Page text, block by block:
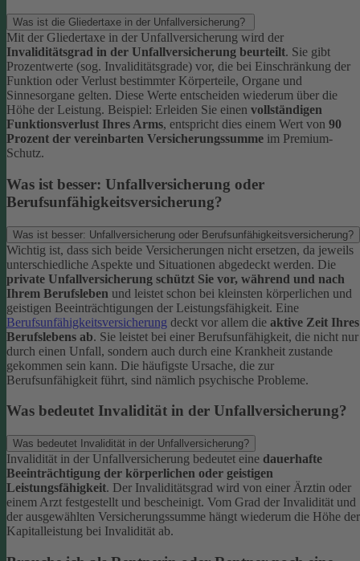
Was ist die Gliedertaxe in der Unfallversicherung?
Mit der Gliedertaxe in der Unfallversicherung wird der
Invaliditätsgrad in der Unfallversicherung beurteilt. Sie gibt
Prozentwerte (sog. Invaliditätsgrade) vor, die bei Einschränkung der
Funktion oder Verlust bestimmter Körperteile, Organe und
Sinnesorgane gelten. Diese Werte entscheiden wiederum über die
Höhe der Leistung. Beispiel: Erleiden Sie einen vollständigen
Funktionsverlust Ihres Arms, entspricht dies einem Wert von 90
Prozent der vereinbarten Versicherungssumme im Premium-
Schutz.
Was ist besser: Unfallversicherung oder
Berufsunfähigkeitsversicherung?
Was ist besser: Unfallversicherung oder Berufsunfähigkeitsversicherung?
Wichtig ist, dass sich beide Versicherungen nicht ersetzen, da jeweils
unterschiedliche Aspekte und Situationen abgedeckt werden. Die
private Unfallversicherung schützt Sie vor, während und nach
Ihrem Berufsleben und leistet schon bei kleinsten körperlichen und
geistigen Beeinträchtigungen der Leistungsfähigkeit. Eine
Berufsunfähigkeitsversicherung deckt vor allem die aktive Zeit Ihres
Berufslebens ab. Sie leistet bei einer Berufsunfähigkeit, die nicht nur
durch einen Unfall, sondern auch durch eine Krankheit zustande
gekommen sein kann. Die häufigste Ursache, die zur
Berufsunfähigkeit führt, sind nämlich psychische Probleme.
Was bedeutet Invalidität in der Unfallversicherung?
Was bedeutet Invalidität in der Unfallversicherung?
Invalidität in der Unfallversicherung bedeutet eine dauerhafte
Beeinträchtigung der körperlichen oder geistigen
Leistungsfähigkeit. Der Invaliditätsgrad wird von einer Ärztin oder
einem Arzt festgestellt und bescheinigt. Vom Grad der Invalidität und
der ausgewählten Versicherungssumme hängt wiederum die Höhe der
Kapitalleistung bei Invalidität ab.